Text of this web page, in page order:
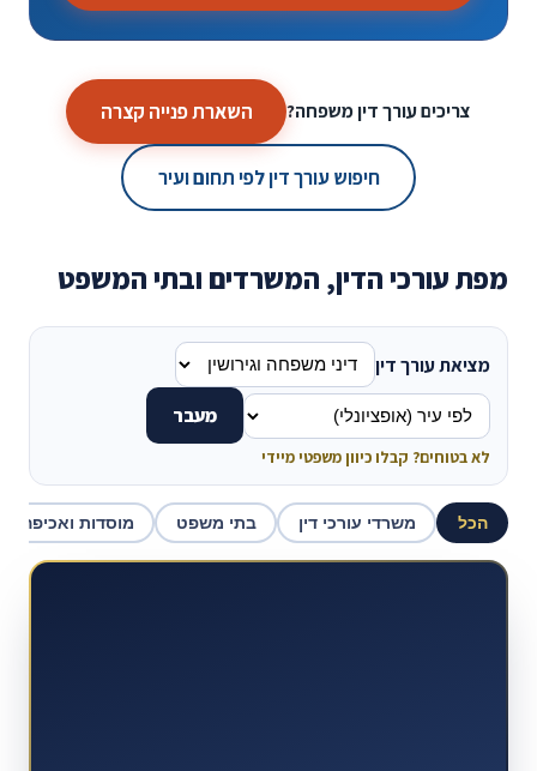
צריכים עורך דין משפחה? השארת פנייה קצרה
חיפוש עורך דין לפי תחום ועיר
מפת עורכי הדין, המשרדים ובתי המשפט
מציאת עורך דין
מעבר
לא בטוחים? קבלו כיוון משפטי מיידי
הכל משרדי עורכי דין בתי משפט מוסדות ואכיפה